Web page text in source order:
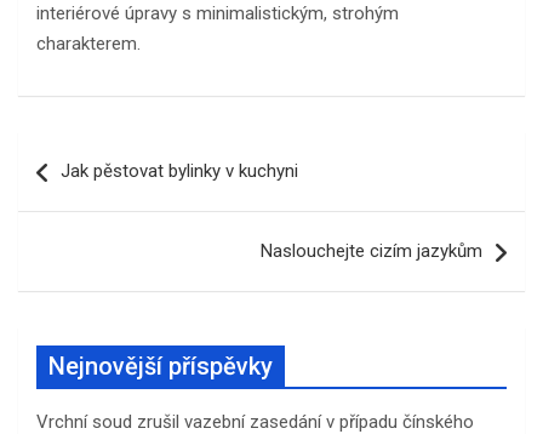
interiérové ​​úpravy s minimalistickým, strohým
charakterem.
proJak pěstovat bylinky v kuchyni
Naslouchejte cizím jazykům
Nejnovější příspěvky
Vrchní soud zrušil vazební zasedání v případu čínského